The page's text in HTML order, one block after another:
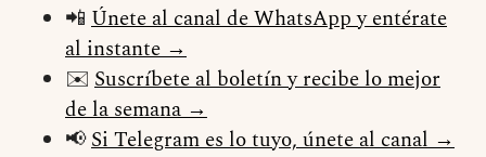
📲 Únete al canal de WhatsApp y entérate
al instante →
✉️ Suscríbete al boletín y recibe lo mejor
de la semana →
📢Si Telegram es lo tuyo, únete al canal →